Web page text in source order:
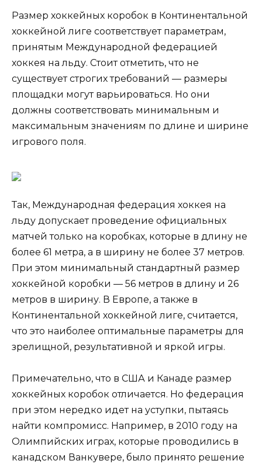
Размер хоккейных коробок в Континентальной
хоккейной лиге соответствует параметрам,
принятым Международной федерацией
хоккея на льду. Стоит отметить, что не
существует строгих требований — размеры
площадки могут варьироваться. Но они
должны соответствовать минимальным и
максимальным значениям по длине и ширине
игрового поля.
Так, Международная федерация хоккея на
льду допускает проведение официальных
матчей только на коробках, которые в длину не
более 61 метра, а в ширину не более 37 метров.
При этом минимальный стандартный размер
хоккейной коробки — 56 метров в длину и 26
метров в ширину. В Европе, а также в
Континентальной хоккейной лиге, считается,
что это наиболее оптимальные параметры для
зрелищной, результативной и яркой игры.
Примечательно, что в США и Канаде размер
хоккейных коробок отличается. Но федерация
при этом нередко идет на уступки, пытаясь
найти компромисс. Например, в 2010 году на
Олимпийских играх, которые проводились в
канадском Ванкувере, было принято решение